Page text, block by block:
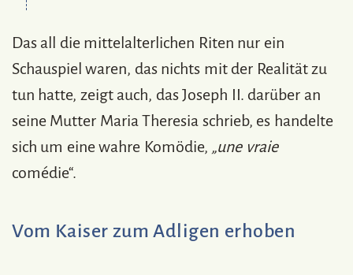
Das all die mittelalterlichen Riten nur ein
Schauspiel waren, das nichts mit der Realität zu
tun hatte, zeigt auch, das Joseph II. darüber an
seine Mutter Maria Theresia schrieb, es handelte
sich um eine wahre Komödie, „une vraie
comédie“.
Vom Kaiser zum Adligen erhoben